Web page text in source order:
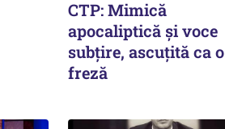
CTP: Mimică
apocaliptică și voce
subțire, ascuțită ca o
freză